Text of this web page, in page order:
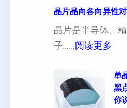
寸
超
厚
晶片晶向各向异性
晶片是半导体、
子……阅读更多
片
晶
单
黑
你